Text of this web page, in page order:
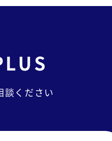
談ください